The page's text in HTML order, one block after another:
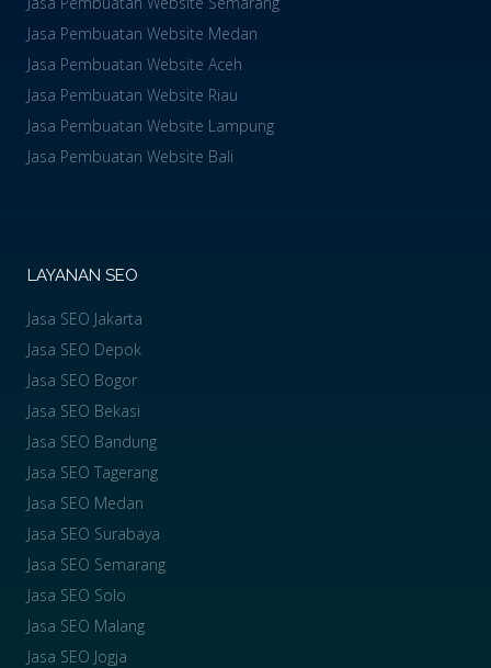
Jasa Pembuatan Website Medan
Jasa Pembuatan Website Aceh
Jasa Pembuatan Website Riau
Jasa Pembuatan Website Lampung
Jasa Pembuatan Website Bali
LAYANAN SEO
Jasa SEO Jakarta
Jasa SEO Depok
Jasa SEO Bogor
Jasa SEO Bekasi
Jasa SEO Bandung
Jasa SEO Tagerang
Jasa SEO Medan
Jasa SEO Surabaya
Jasa SEO Semarang
Jasa SEO Solo
Jasa SEO Malang
Jasa SEO Jogja